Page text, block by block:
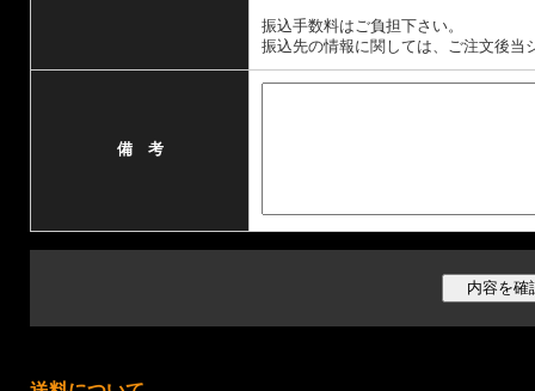
振込手数料はご負担下さい。
振込先の情報に関しては、ご注文後当
備 考